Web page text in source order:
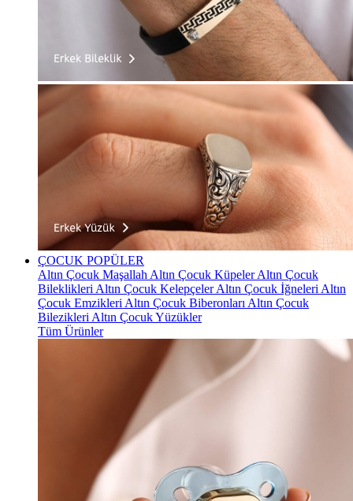
ÇOCUK POPÜLER
Altın Çocuk Maşallah Altın Çocuk KüpelerAltın Çocuk
Bileklikleri Altın Çocuk KelepçelerAltın Çocuk İğneleri Altın
Çocuk Emzikleri Altın Çocuk Biberonları Altın Çocuk
Bilezikleri Altın Çocuk Yüzükler
Tüm Ürünler